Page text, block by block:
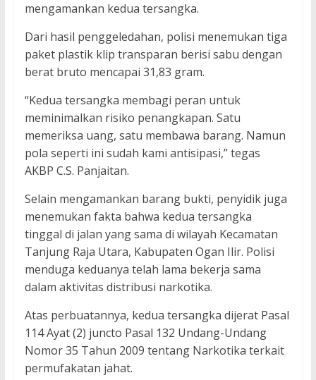
mengamankan kedua tersangka.
Dari hasil penggeledahan, polisi menemukan tiga
paket plastik klip transparan berisi sabu dengan
berat bruto mencapai 31,83 gram.
“Kedua tersangka membagi peran untuk
meminimalkan risiko penangkapan. Satu
memeriksa uang, satu membawa barang. Namun
pola seperti ini sudah kami antisipasi,” tegas
AKBP C.S. Panjaitan.
Selain mengamankan barang bukti, penyidik juga
menemukan fakta bahwa kedua tersangka
tinggal di jalan yang sama di wilayah Kecamatan
Tanjung Raja Utara, Kabupaten Ogan Ilir. Polisi
menduga keduanya telah lama bekerja sama
dalam aktivitas distribusi narkotika.
Atas perbuatannya, kedua tersangka dijerat Pasal
114 Ayat (2) juncto Pasal 132 Undang-Undang
Nomor 35 Tahun 2009 tentang Narkotika terkait
permufakatan jahat.